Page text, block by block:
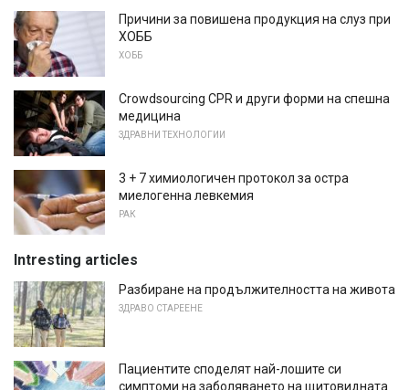
Причини за повишена продукция на слуз при
ХОББ
ХОББ
Crowdsourcing CPR и други форми на спешна
медицина
ЗДРАВНИ ТЕХНОЛОГИИ
3 + 7 химиологичен протокол за остра
миелогенна левкемия
РАК
Intresting articles
Разбиране на продължителността на живота
ЗДРАВО СТАРЕЕНЕ
Пациентите споделят най-лошите си
симптоми на заболяването на щитовидната